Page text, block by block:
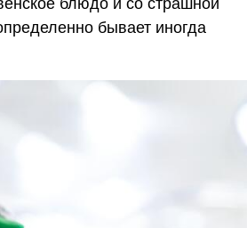
бывает иногда